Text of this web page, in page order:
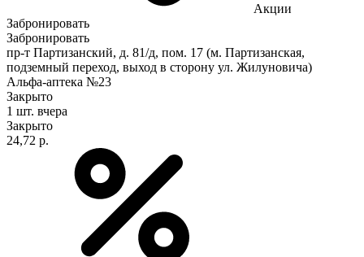
Акции
Забронировать
Забронировать
пр-т Партизанский, д. 81/д, пом. 17 (м. Партизанская,
подземный переход, выход в сторону ул. Жилуновича)
Альфа-аптека №23
Закрыто
1 шт. вчера
Закрыто
24,72 р.